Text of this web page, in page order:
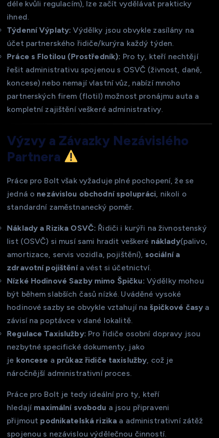
déle kvůli regulacím), lze začít vydělávat prakticky
ihned.
Týdenní Výplaty: Výdělky jsou obvykle zasílány na
účet partnerského řidiče/kurýra každý týden.
Práce s Flotilou (Prostředník): Pro ty, kteří nechtějí
řešit administrativu spojenou s OSVČ (živnost, daně,
koncese) nebo nemají vlastní vůz, nabízí mnoho
partnerských firem (flotil) možnost pronájmu auta a
kompletní zajištění veškeré administrativy.
Výzvy a Závazky Nezávislého
Partnera
Práce pro Bolt však vyžaduje plné pochopení, že se
jedná o nezávislou obchodní spolupráci , nikoli o
standardní zaměstnanecký poměr.
Náklady a Rizika OSVČ: Řidiči i kurýři na živnostenský
list (OSVČ) si musí sami hradit veškeré náklady(palivo,
amortizace, servis vozidla, pojištění), sociální a
zdravotní pojištěnía vést si účetnictví.
Nízké Hodinové Sazby mimo Špičku: Výdělky mohou
být během slabších časů nízké. Uváděné vysoké
hodinové sazby se obvykle vztahují našpičkové časy a
závisí na poptávce v dané lokalitě.
Regulace Taxislužby: Pro řidiče osobní dopravy jsou
nezbytné specifické dokumenty, jako
je koncese a průkaz řidiče taxislužby , což je
náročnější administrativní proces.
Práce pro Bolt je tedy ideální pro ty, kteří
hledají maximální svobodu a jsou připraveni
přijmout podnikatelská rizika a administrativní zátěž
spojenou s nezávislou výdělečnou činností.